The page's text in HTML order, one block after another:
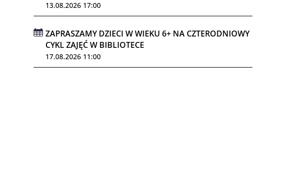
13.08.2026 17:00
ZAPRASZAMY DZIECI W WIEKU 6+ NA CZTERODNIOWY
CYKL ZAJĘĆ W BIBLIOTECE
17.08.2026 11:00